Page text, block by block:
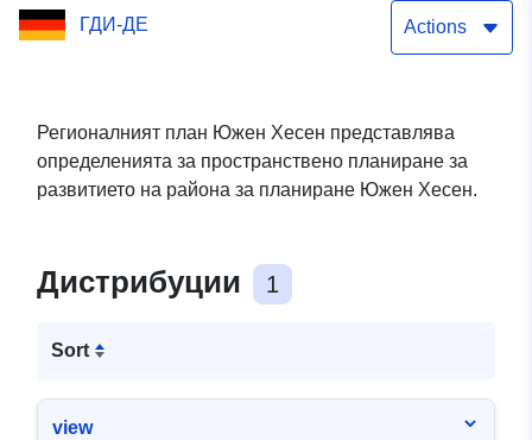
ГДИ-ДЕ Actions
Регионалният план Южен Хесен представлява
определенията за пространствено планиране за
развитието на района за планиране Южен Хесен.
Дистрибуции 1
Sort
view